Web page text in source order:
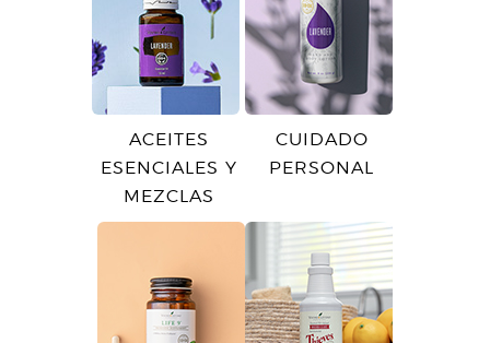
ACEITES
ESENCIALES Y
MEZCLAS
CUIDADO
PERSONAL